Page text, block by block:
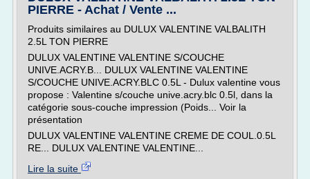
PIERRE - Achat / Vente ...
Produits similaires au DULUX VALENTINE VALBALITH
2.5L TON PIERRE
DULUX VALENTINE VALENTINE S/COUCHE
UNIVE.ACRY.B... DULUX VALENTINE VALENTINE
S/COUCHE UNIVE.ACRY.BLC 0.5L - Dulux valentine vous
propose : Valentine s/couche unive.acry.blc 0.5l, dans la
catégorie sous-couche impression (Poids... Voir la
présentation
DULUX VALENTINE VALENTINE CREME DE COUL.0.5L
RE... DULUX VALENTINE VALENTINE...
Lire la suite